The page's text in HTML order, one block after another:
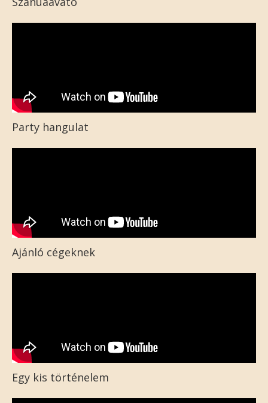
Party hangulat
Ajánló cégeknek
Egy kis történelem